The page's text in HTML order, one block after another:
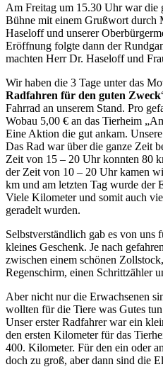
Am Freitag um 15.30 Uhr war
Bühne mit einem Grußwort durch
Haseloff und unserer
Eröffnung folgte dann der
machten Herr Dr. Haseloff und
Wir haben die 3 Tage unter das
Radfahren für den guten Zweck
Fahrrad an unserem Stand. Pro
Wobau 5,00 € an das Tierheim
Eine Aktion die gut ankam.
Das Rad war über die ganze Zeit
Zeit von 15 – 20 Uhr konnten 80
der Zeit von 10 – 20 Uhr kamen
km und am letzten Tag wurde der
Viele Kilometer und somit auch
geradelt wurden.
Selbstverständlich gab es von uns
kleines Geschenk. Je nach
zwischen einem schönen
Regenschirm, einen Schrittzähler
Aber nicht nur die Erwachsenen
wollten für die Tiere was Gutes
Unser erster Radfahrer war ein
den ersten Kilometer für das
400. Kilometer. Für den ein oder
doch zu groß, aber dann sind die